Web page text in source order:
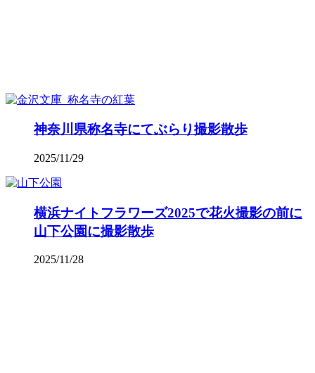
神奈川県称名寺にてぶらり撮影散歩
2025/11/29
横浜ナイトフラワーズ2025で花火撮影の前に
山下公園に撮影散歩
2025/11/28